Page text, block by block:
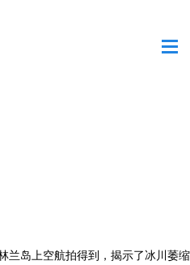
兰岛上空航拍得到，揭示了冰川萎缩